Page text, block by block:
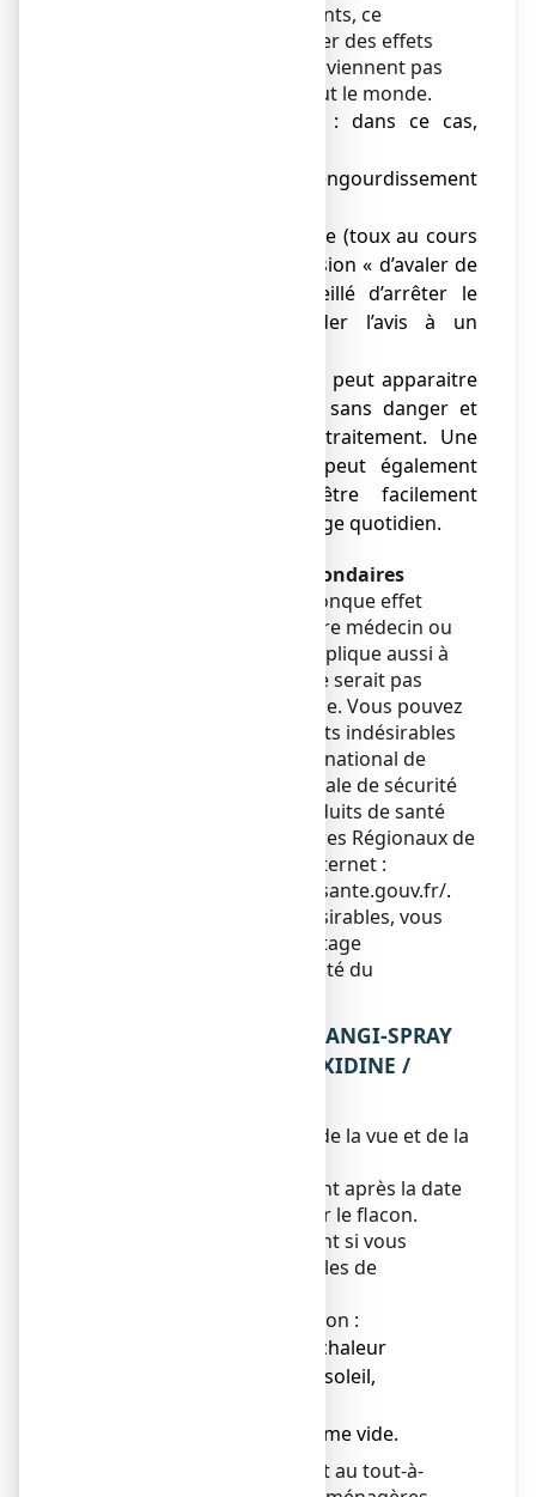
Comme tous les médicaments, ce
médicament peut provoquer des effets
indésirables, mais ils ne surviennent pas
systématiquement chez tout le monde.
● éruptions cutanées : dans ce cas,
● possibilité d’engourdissement
● en cas de fausse route (toux au cours
d’un repas avec impression « d’avaler de
travers ») il est conseillé d’arrêter le
traitement et demander l’avis à un
● une coloration brune peut apparaitre
sur la langue, elle est sans danger et
disparaît à l’arrêt du traitement. Une
coloration des dents peut également
survenir, elle peut être facilement
prévenue par un brossage quotidien.
Déclaration des effets secondaires
Si vous ressentez un quelconque effet
indésirable, parlez-en à votre médecin ou
votre pharmacien. Ceci s’applique aussi à
tout effet indésirable qui ne serait pas
mentionné dans cette notice. Vous pouvez
également déclarer les effets indésirables
directement via le système national de
déclaration : Agence nationale de sécurité
du médicament et des produits de santé
(ANSM) et réseau des Centres Régionaux de
Pharmacovigilance - Site internet :
https://signalement.social-sante.gouv.fr/.
En signalant les effets indésirables, vous
contribuez à fournir davantage
d’informations sur la sécurité du
5. COMMENT CONSERVER ANGI-SPRAY
MAL DE GORGE CHLORHEXIDINE /
Tenir ce médicament hors de la vue et de la
N’utilisez pas ce médicament après la date
de péremption indiquée sur le flacon.
N’utilisez pas ce médicament si vous
remarquez des signes visibles de
Ce récipient est sous pression :
● ne pas exposer à une chaleur
supérieure à 50°C, ni au soleil,
● ne pas jeter au feu même vide.
Ne jetez aucun médicament au tout-à-